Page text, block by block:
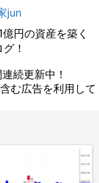
jun
円の資産を築く
！
続更新中！
む広告を利用して